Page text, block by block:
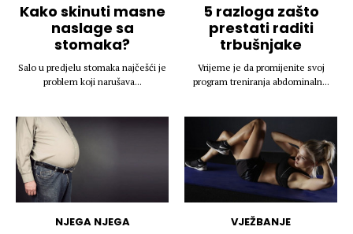
Kako skinuti masne
naslage sa
stomaka?
Salo u predjelu stomaka najčešći je
problem koji narušava...
5 razloga zašto
prestati raditi
trbušnjake
Vrijeme je da promijenite svoj
program treniranja abdominaln...
NJEGA NJEGA VJEŽBANJE